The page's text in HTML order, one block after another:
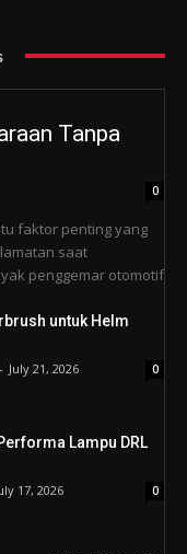
Tanpa
0
faktor penting yang
saat
penggemar otomotif
untuk Helm
- July 21, 2026 0
Lampu DRL
17, 2026 0